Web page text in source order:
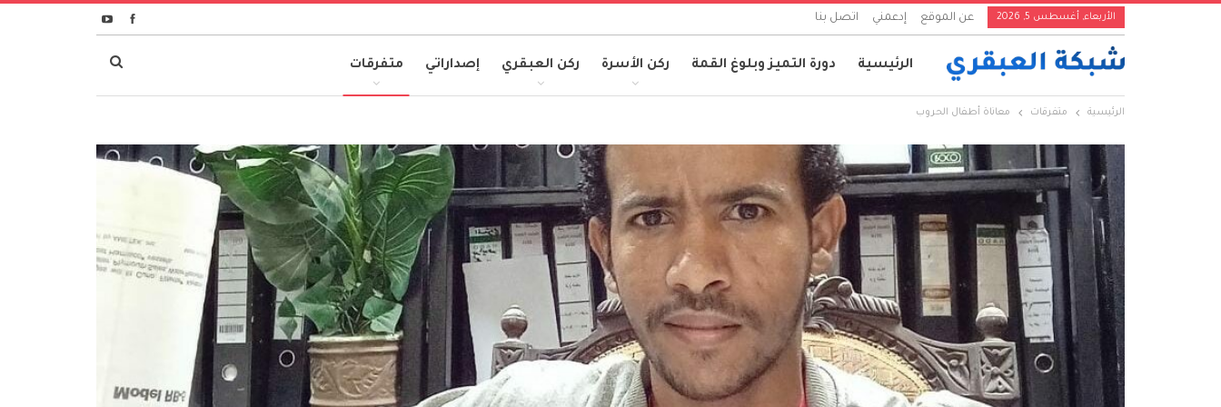
الأربعاء, أغسطس 5, 2026 عن الموقع إدعمني اتصل بنا
الرئيسية دورة التميز وبلوغ القمة ركن الأسرة ركن العبقري إصداراتي متفرقات
الرئيسية متفرقات معاناة أطفال الحروب